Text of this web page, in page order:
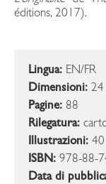
éditions, 2017).
Lingua: EN/FR
Dimensioni:
Pagine: 88
Rilegatura:
Illustrazioni: 40
ISBN: 978-88-
Data di